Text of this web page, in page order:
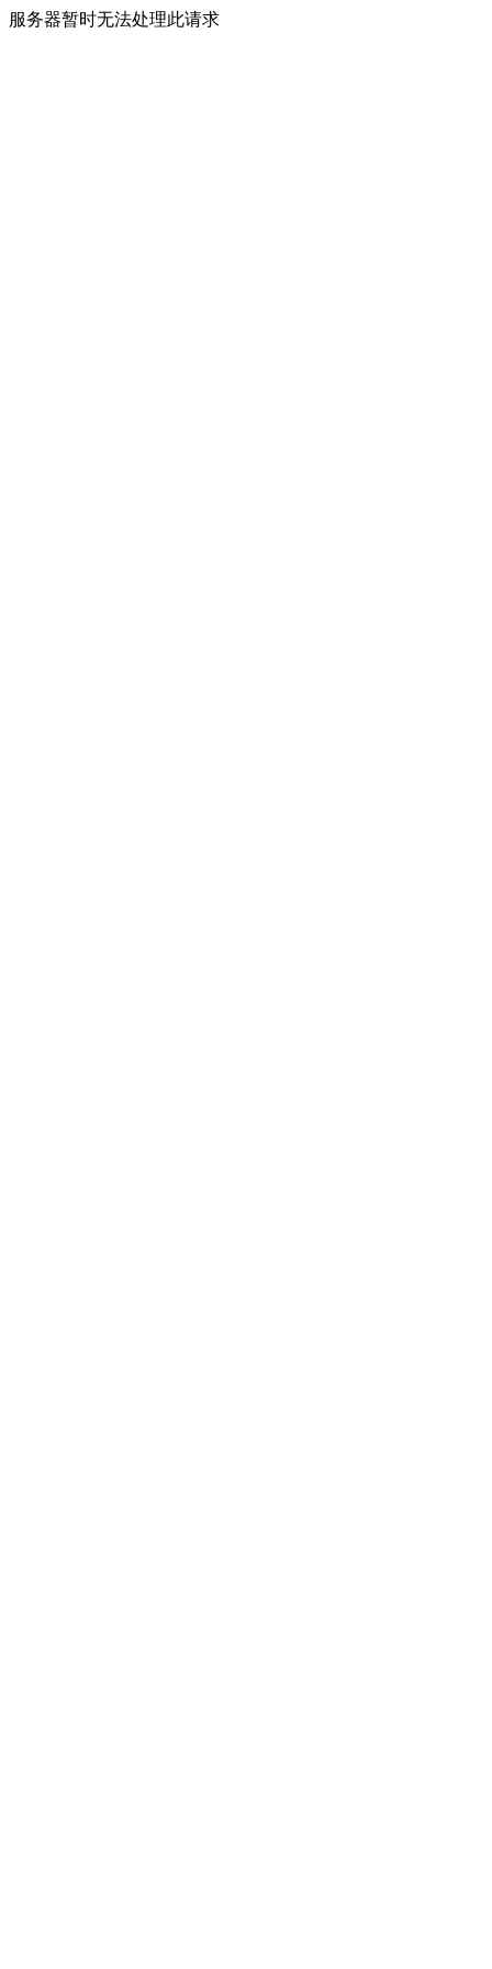
服务器暂时无法处理此请求